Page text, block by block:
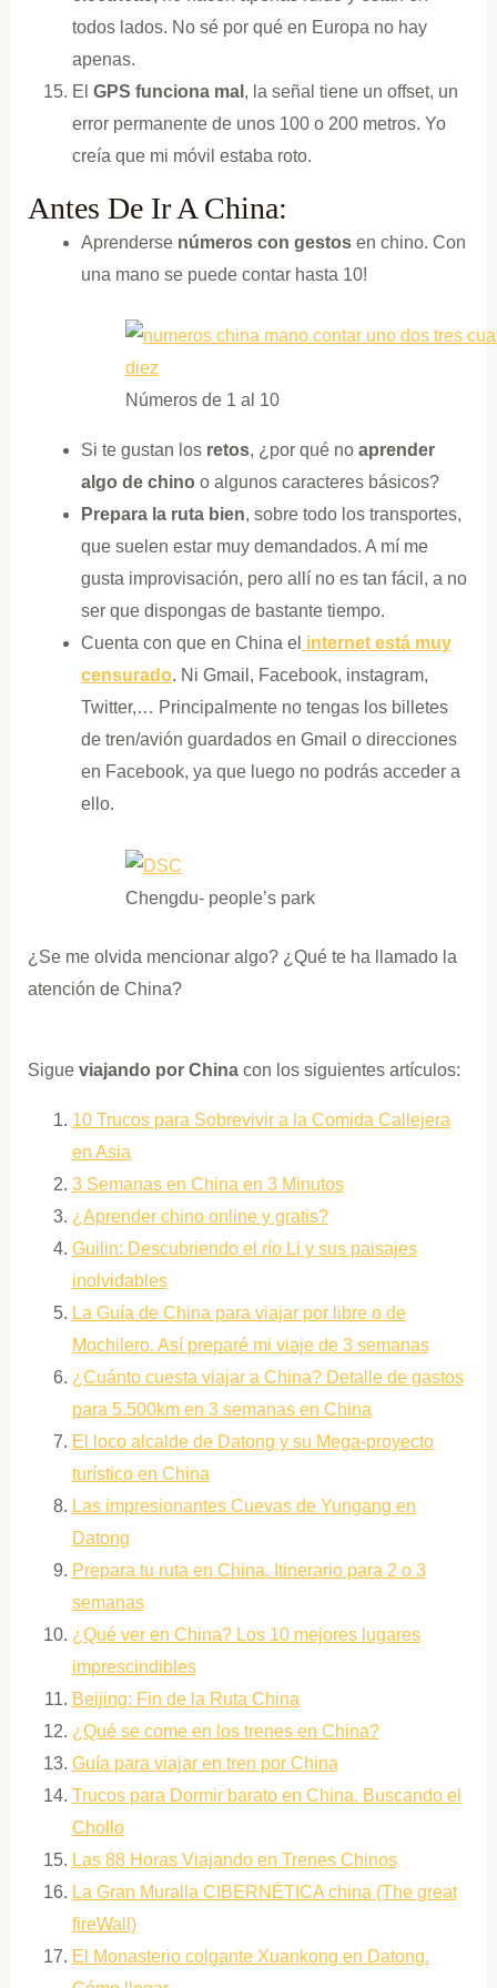
todos lados. No sé por qué en Europa no hay
apenas.
El GPS funciona mal , la señal tiene un offset, un
error permanente de unos 100 o 200 metros. Yo
creía que mi móvil estaba roto.
Antes De Ir A China:
Aprenderse números con gestos en chino. Con
una mano se puede contar hasta 10!
Números de 1 al 10
Si te gustan los retos, ¿por qué no aprender
algo de chino o algunos caracteres básicos?
Prepara la ruta bien, sobre todo los transportes,
que suelen estar muy demandados. A mí me
gusta improvisación, pero allí no es tan fácil, a no
ser que dispongas de bastante tiempo.
Cuenta con que en China el internet está muy
censurado. Ni Gmail, Facebook, instagram,
Twitter,… Principalmente no tengas los billetes
de tren/avión guardados en Gmail o direcciones
en Facebook, ya que luego no podrás acceder a
ello.
Chengdu- people’s park
¿Se me olvida mencionar algo? ¿Qué te ha llamado la
atención de China?
Sigue viajando por Chinacon los siguientes artículos:
10 Trucos para Sobrevivir a la Comida Callejera
en Asia
3 Semanas en China en 3 Minutos
¿Aprender chino online y gratis?
Guilin: Descubriendo el río Li y sus paisajes
inolvidables
La Guía de China para viajar por libre o de
Mochilero. Así preparé mi viaje de 3 semanas
¿Cuánto cuesta viajar a China? Detalle de gastos
para 5.500km en 3 semanas en China
El loco alcalde de Datong y su Mega-proyecto
turístico en China
Las impresionantes Cuevas de Yungang en
Datong
Prepara tu ruta en China. Itinerario para 2 o 3
semanas
¿Qué ver en China? Los 10 mejores lugares
imprescindibles
Beijing: Fin de la Ruta China
¿Qué se come en los trenes en China?
Guía para viajar en tren por China
Trucos para Dormir barato en China. Buscando el
Chollo
Las 88 Horas Viajando en Trenes Chinos
La Gran Muralla CIBERNÉTICA china (The great
fireWall)
El Monasterio colgante Xuankong en Datong.